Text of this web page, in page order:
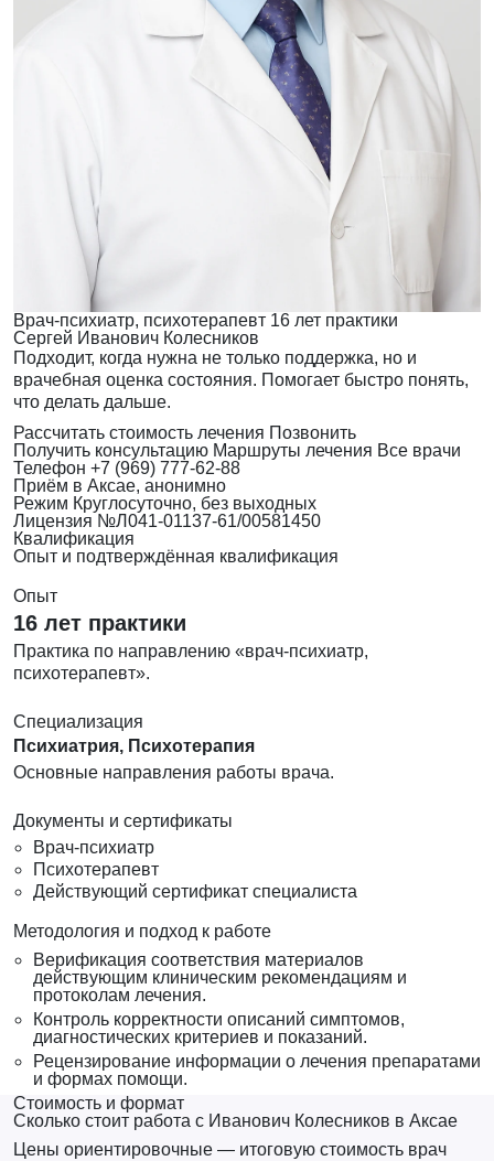
Врач-психиатр, психотерапевт 16 лет практики
Сергей Иванович Колесников
Подходит, когда нужна не только поддержка, но и
врачебная оценка состояния. Помогает быстро понять,
что делать дальше.
Рассчитать стоимость лечения Позвонить
Получить консультацию Маршруты лечения Все врачи
Телефон +7 (969) 777-62-88
Приём в Аксае, анонимно
Режим Круглосуточно, без выходных
Лицензия №Л041-01137-61/00581450
Квалификация
Опыт и подтверждённая квалификация
Опыт
16 лет практики
Практика по направлению «врач-психиатр,
психотерапевт».
Специализация
Психиатрия, Психотерапия
Основные направления работы врача.
Документы и сертификаты
Врач-психиатр
Психотерапевт
Действующий сертификат специалиста
Методология и подход к работе
Верификация соответствия материалов
действующим клиническим рекомендациям и
протоколам лечения.
Контроль корректности описаний симптомов,
диагностических критериев и показаний.
Рецензирование информации о лечения препаратами
и формах помощи.
Стоимость и формат
Сколько стоит работа с Иванович Колесников в Аксае
Цены ориентировочные — итоговую стоимость врач